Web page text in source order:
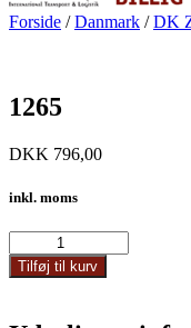
Forside /Danmark /DK
1265
DKK 796,00
inkl. moms
antal
Tilføj til kurv